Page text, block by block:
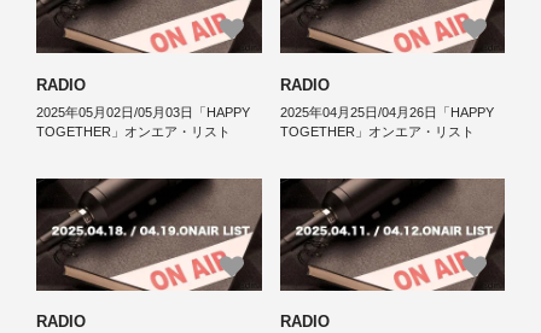
RADIO
2025年05月02日/05月03日「HAPPY
TOGETHER」オンエア・リスト
RADIO
2025年04月25日/04月26日「HAPPY
TOGETHER」オンエア・リスト
RADIO RADIO